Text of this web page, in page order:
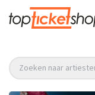
Zoeken naar